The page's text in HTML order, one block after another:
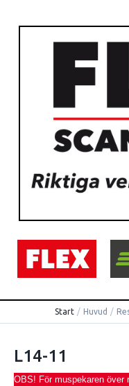
Start / Huvud /
L14-11
OBS! För muspekaren